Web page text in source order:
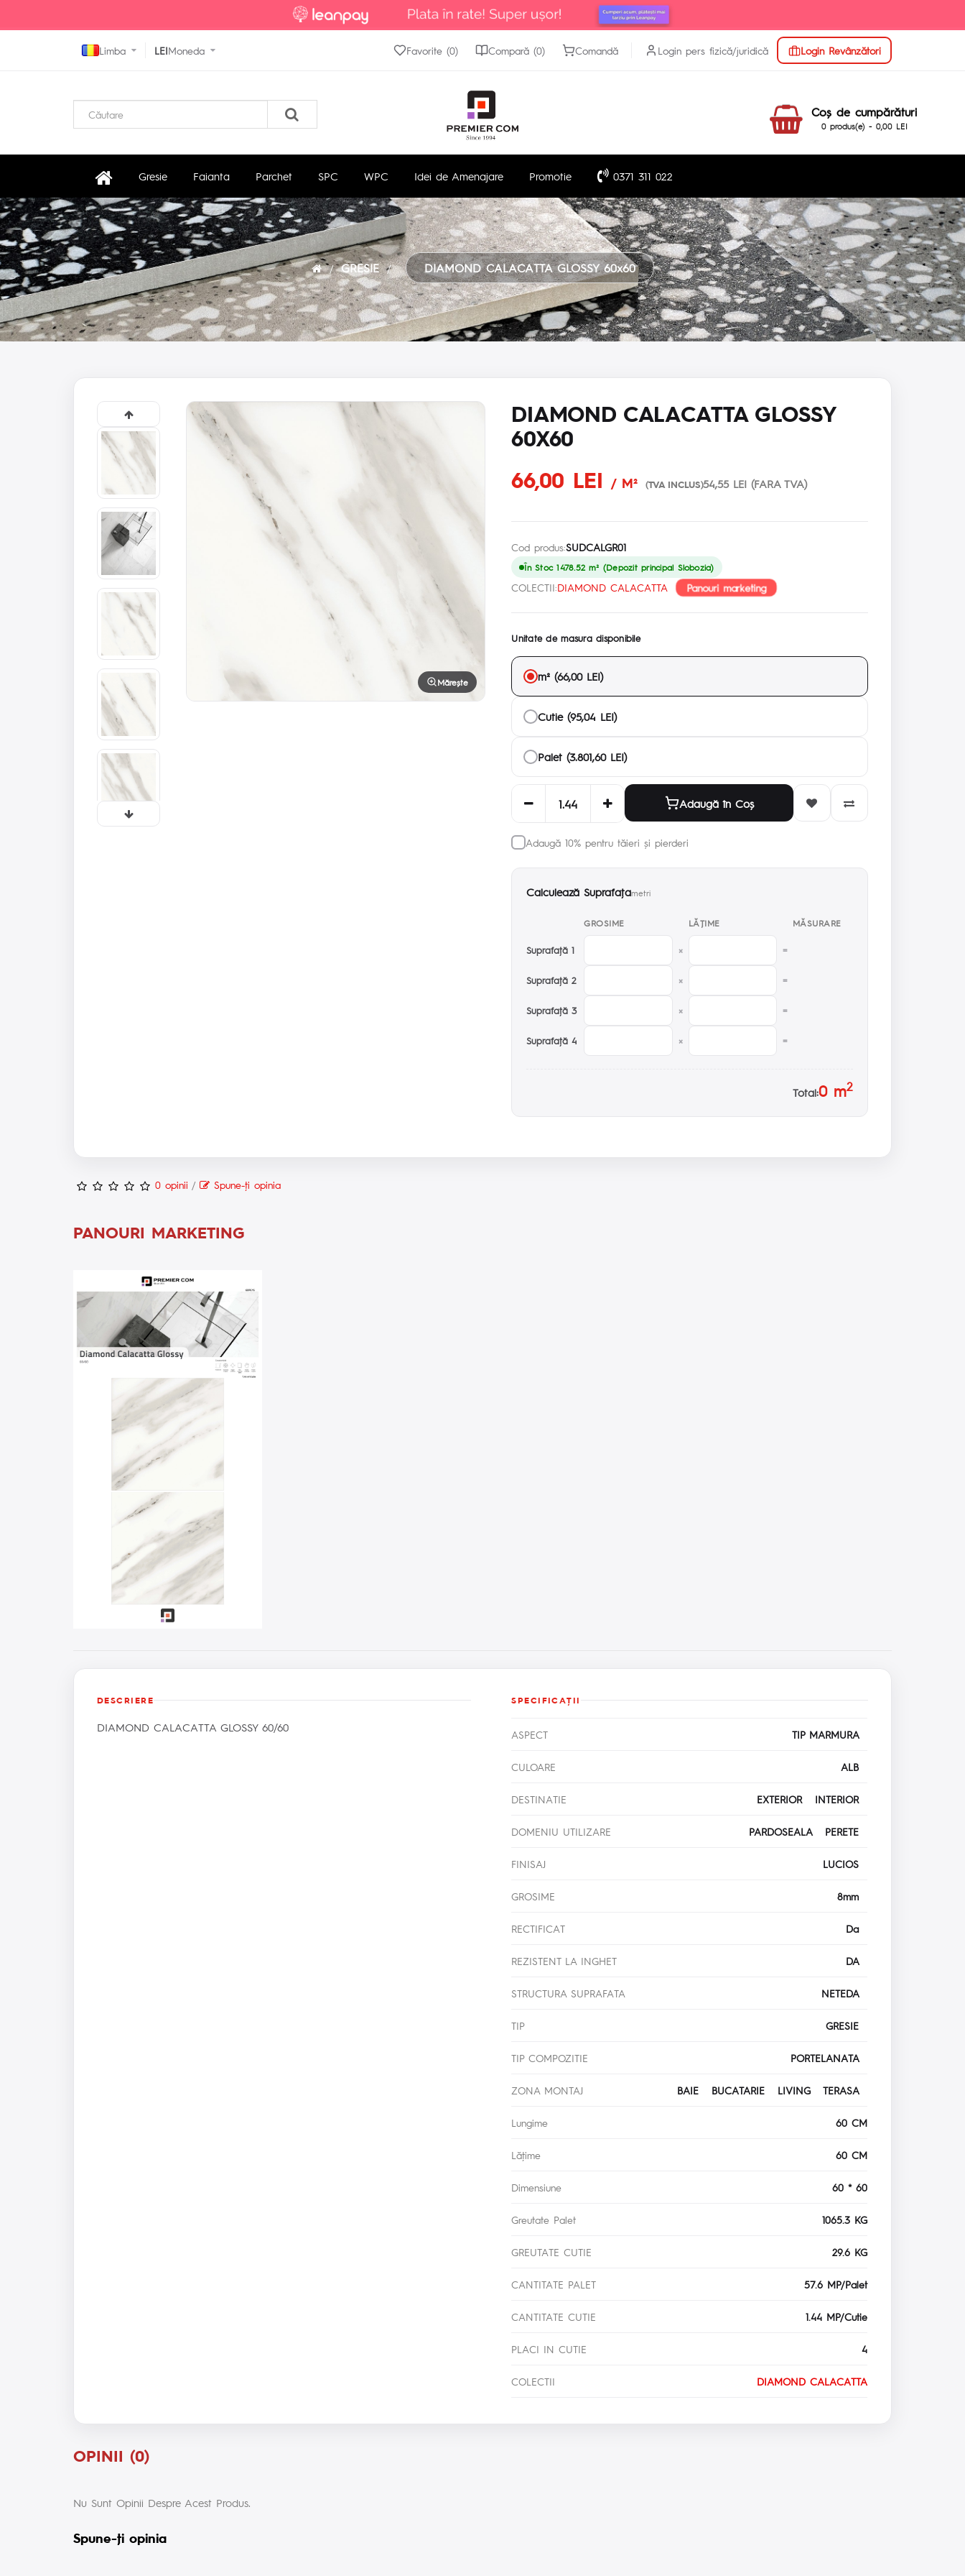
Limba LEIMoneda Login Revânzători
Login pers fizică/juridică
Favorite (0) Compară (0) Comandă
Coş de cumpărături
0 produs(e) - 0,00 LEI
Gresie Faianta Parchet SPC WPC Idei de Amenajare Promotie 0371 311 022
GRESIE DIAMOND CALACATTA GLOSSY 60x60
Mărește
DIAMOND CALACATTA GLOSSY
60X60
66,00 LEI
/ M² (TVA INCLUS)54,55 LEI (FARA TVA)
Cod produs:SUDCALGR01
În Stoc 1478.52 m² (Depozit principal Slobozia)
COLECTII:DIAMOND CALACATTA Panouri marketing
Unitate de masura disponibile
m² (66,00 LEI)
Cutie (95,04 LEI)
Palet (3.801,60 LEI)
Adaugă în Coş
Adaugă 10% pentru tăieri și pierderi
Calculează Suprafaţametri
GROSIME LĂŢIME MĂSURARE
Suprafaţă 1 × =
Suprafaţă 2 × =
Suprafaţă 3 × =
Suprafaţă 4 × =
Total:0m2
0 opinii / Spune-ţi opinia
PANOURI MARKETING
DESCRIERE
DIAMOND CALACATTA GLOSSY 60/60
SPECIFICAŢII
ASPECT TIP MARMURA
CULOARE ALB
DESTINATIE EXTERIOR INTERIOR
DOMENIU UTILIZARE PARDOSEALA PERETE
FINISAJ LUCIOS
GROSIME 8mm
RECTIFICAT Da
REZISTENT LA INGHET DA
STRUCTURA SUPRAFATA NETEDA
TIP GRESIE
TIP COMPOZITIE PORTELANATA
ZONA MONTAJ BAIE BUCATARIE LIVING TERASA
Lungime 60 CM
Lăţime 60 CM
Dimensiune 60 * 60
Greutate Palet 1065.3 KG
GREUTATE CUTIE 29.6 KG
CANTITATE PALET 57.6 MP/Palet
CANTITATE CUTIE 1.44 MP/Cutie
PLACI IN CUTIE 4
COLECTII DIAMOND CALACATTA
OPINII (0)
Nu Sunt Opinii Despre Acest Produs.
Spune-ţi opinia